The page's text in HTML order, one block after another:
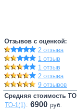
Отзывов с оценкой:
2 отзыва
1 отзыв
1 отзыв
2 отзыва
9 отзывов
Средняя стоимость ТО
ТО-1(1): 6900 руб.